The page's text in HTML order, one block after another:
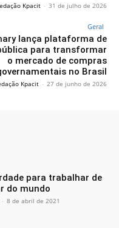
Kpacit - 31 de julho de 2026
Geral
lança plataforma de
para transformar
o mercado de compras
no Brasil
Kpacit - 27 de junho de 2026
para trabalhar de
do mundo
- 8 de abril de 2021